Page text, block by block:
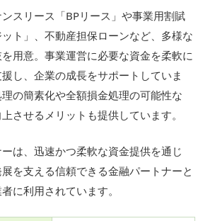
スリース「BPリース」や事業用割賦
ット」、不動産担保ローンなど、多様な
用意。事業運営に必要な資金を柔軟に
し、企業の成長をサポートしていま
の簡素化や全額損金処理の可能性な
させるメリットも提供しています。
は、迅速かつ柔軟な資金提供を通じ
を支える信頼できる金融パートナーと
に利用されています。